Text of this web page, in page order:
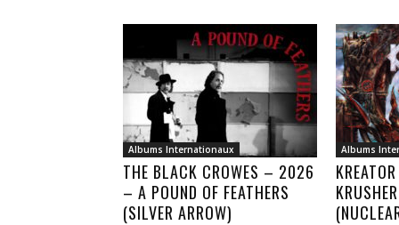
Albums Internationaux
THE BLACK CROWES – 2026
– A POUND OF FEATHERS
(SILVER ARROW)
Albums